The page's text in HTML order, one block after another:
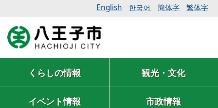
English 한국어 簡体字 繁体字
くらしの情報 観光・文化
イベント情報 市政情報